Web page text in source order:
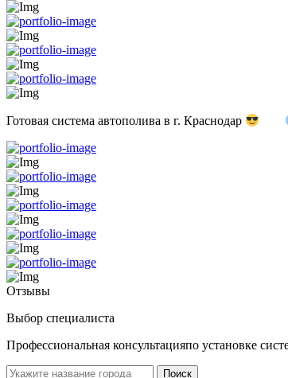
Готовая система автополива в г. Краснодар
Отзывы
Выбор специалиста
Профессиональная консультацияпо установке
Поиск